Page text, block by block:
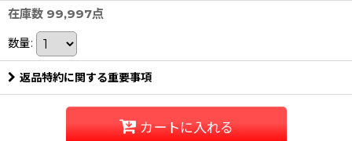
在庫数 99,997点
数量:
返品特約に関する重要事項
カートに入れる